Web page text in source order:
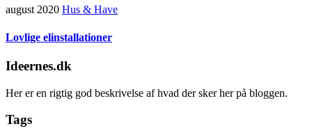
august 2020 Hus & Have
Lovlige elinstallationer
Ideernes.dk
Her er en rigtig god beskrivelse af hvad der sker her på bloggen.
Tags